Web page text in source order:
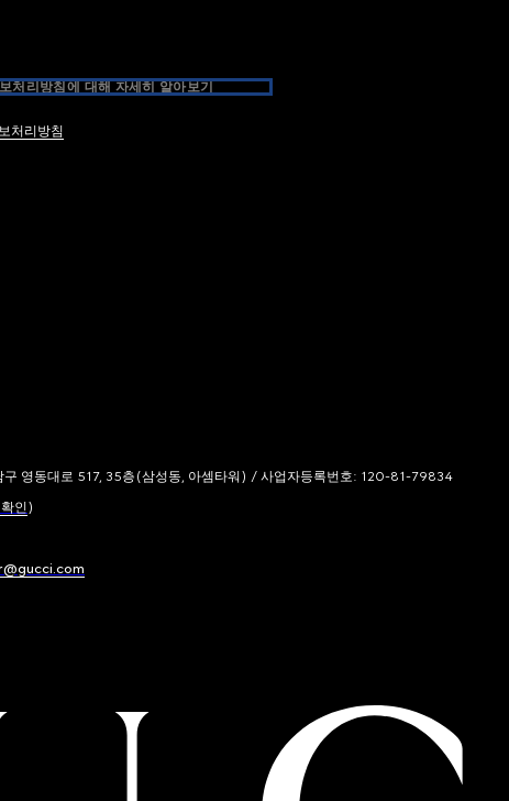
처리방침에 대해 자세히 알아보기
처리방침
구 영동대로 517, 35층(삼성동, 아셈타워) / 사업자등록번호: 120-81-79834
인)